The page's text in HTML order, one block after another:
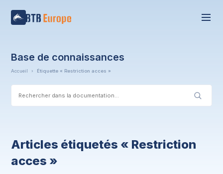
Base de connaissances
Accueil › Étiquette « Restriction acces »
Articles étiquetés « Restriction
acces »